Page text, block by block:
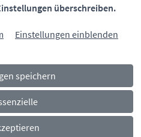
Datenschutz
überschreiben.
Einstellungen einblenden
speichern